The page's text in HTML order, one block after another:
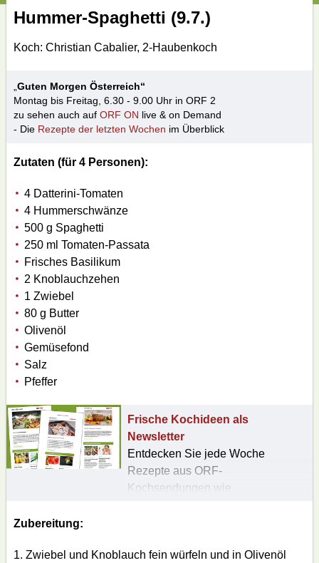
Hummer-Spaghetti (9.7.)
Koch: Christian Cabalier, 2-Haubenkoch
Guten Morgen Österreich“
Montag bis Freitag, 6.30 - 9.00 Uhr in ORF 2
zu sehen auch auf ORF ON live & on Demand
- Die Rezepte der letzten Wochen im Überblick
Zutaten (für 4 Personen):
4 Datterini-Tomaten
4 Hummerschwänze
500 g Spaghetti
250 ml Tomaten-Passata
Frisches Basilikum
2 Knoblauchzehen
1 Zwiebel
80 g Butter
Olivenöl
Gemüsefond
Salz
Pfeffer
Frische Kochideen als
Newsletter
Entdecken Sie jede Woche
Rezepte aus ORF-
Kochsendungen wie
- Hier Newsletter
Zubereitung:
Zwiebel und Knoblauch fein würfeln und in Olivenöl